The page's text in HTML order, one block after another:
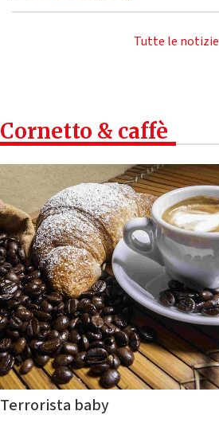
Tutte le notizie
Cornetto & caffè
Terrorista baby